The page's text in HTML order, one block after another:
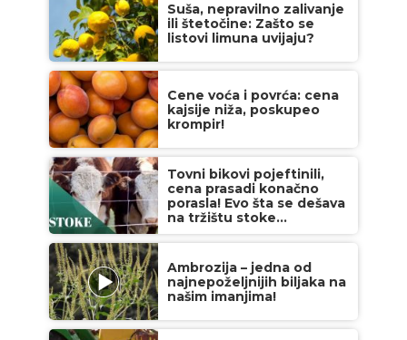
Suša, nepravilno zalivanje
ili štetočine: Zašto se
listovi limuna uvijaju?
Cene voća i povrća: cena
kajsije niža, poskupeo
krompir!
Tovni bikovi pojeftinili,
cena prasadi konačno
porasla! Evo šta se dešava
na tržištu stoke...
Ambrozija – jedna od
najnepoželjnijih biljaka na
našim imanjima!